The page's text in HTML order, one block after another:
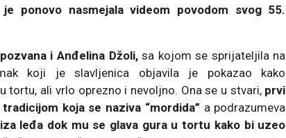
ponovo nasmejala videom povodom svog 55.
i Anđelina Džoli,sa kojom se sprijateljila na
koji je slavljenica objavila je pokazao kako
tortu, ali vrlo oprezno i nevoljno. Ona se u stvari,prvi
koja se naziva “mordida” a podrazumeva
leđa dok mu se glava gura u tortu kako bi uzeo